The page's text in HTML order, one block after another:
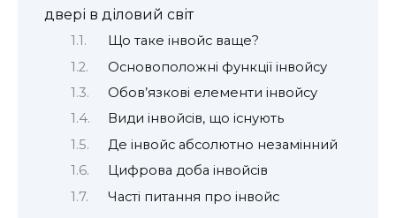
двері в діловий світ
Що таке інвойс ваще?
Основоположні функції інвойсу
Обов’язкові елементи інвойсу
Види інвойсів, що існують
Де інвойс абсолютно незамінний
Цифрова доба інвойсів
Часті питання про інвойс